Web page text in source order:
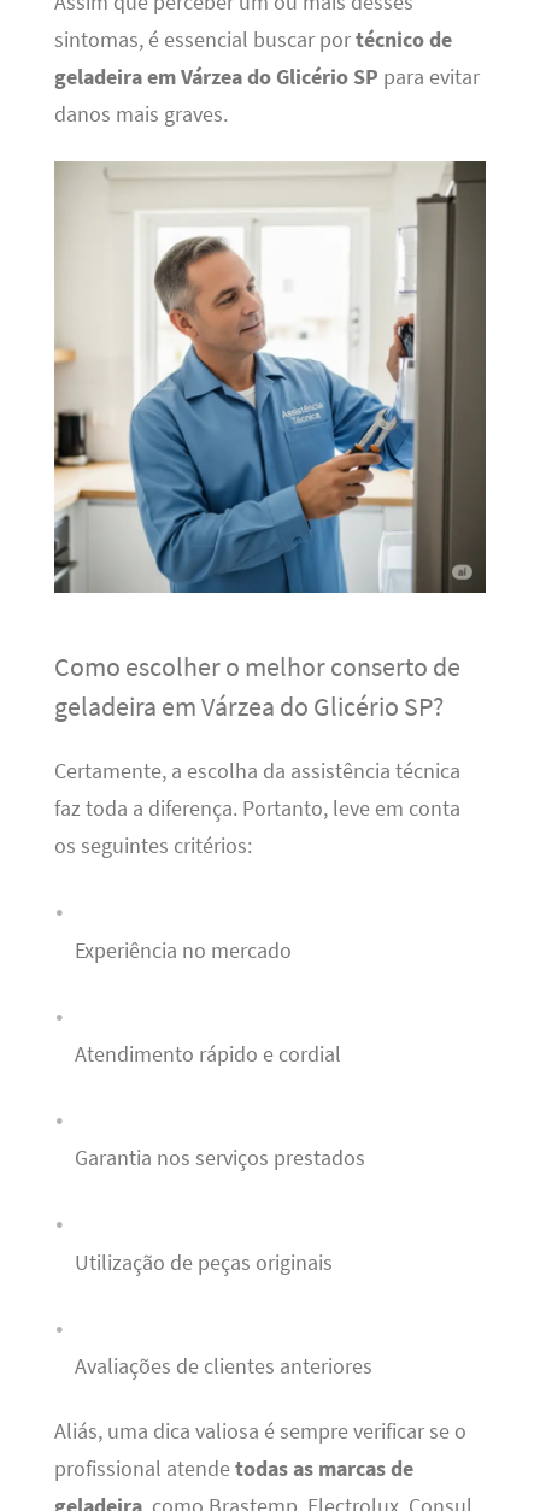
sintomas, é essencial buscar portécnico de
geladeira em Várzea do Glicério SP para evitar
danos mais graves.
Como escolher o melhor conserto de
geladeira em Várzea do Glicério SP?
Certamente, a escolha da assistência técnica
faz toda a diferença. Portanto, leve em conta
os seguintes critérios:
Experiência no mercado
Atendimento rápido e cordial
Garantia nos serviços prestados
Utilização de peças originais
Avaliações de clientes anteriores
Aliás, uma dica valiosa é sempre verificar se o
profissional atendetodas as marcas de
geladeira, como Brastemp, Electrolux, Consul,